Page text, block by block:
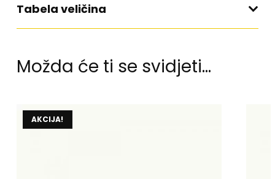
Tabela veličina
Možda će ti se svidjeti…
AKCIJA!